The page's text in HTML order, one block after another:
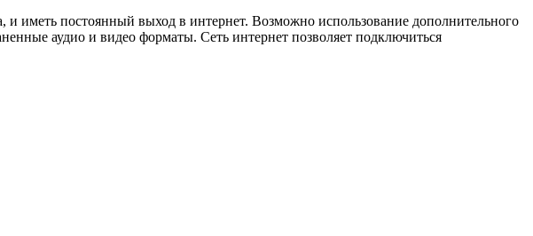
иметь постоянный выход в интернет. Возможно использование дополнительного
аудио и видео форматы. Сеть интернет позволяет подключиться